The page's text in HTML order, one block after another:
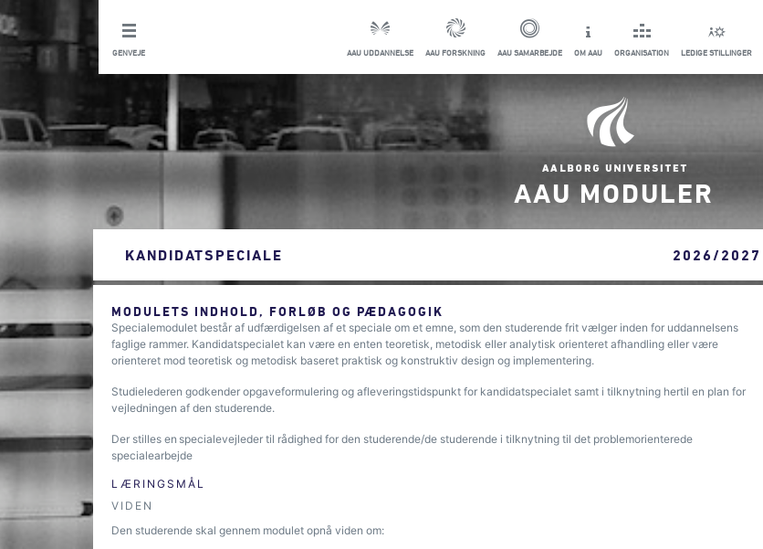
GENVEJE AAU UDDANNELSE AAU FORSKNING AAU SAMARBEJDE OM AAU ORGANISATION LEDIGE STILLINGER
AAU MODULER
KANDIDATSPECIALE 2026/2027
MODULETS INDHOLD, FORLØB OG PÆDAGOGIK
Specialemodulet består af udfærdigelsen af et speciale om et emne, som den studerende frit vælger inden for uddannelsens
faglige rammer. Kandidatspecialet kan være en enten teoretisk, metodisk eller analytisk orienteret afhandling eller være
orienteret mod teoretisk og metodisk baseret praktisk og konstruktiv design og implementering.
Studielederen godkender opgaveformulering og afleveringstidspunkt for kandidatspecialet samt i tilknytning hertil en plan for
vejledningen af den studerende.
Der stilles en specialevejleder til rådighed for den studerende/de studerende i tilknytning til det problemorienterede
specialearbejde
LÆRINGSMÅL
VIDEN
Den studerende skal gennem modulet opnå viden om: